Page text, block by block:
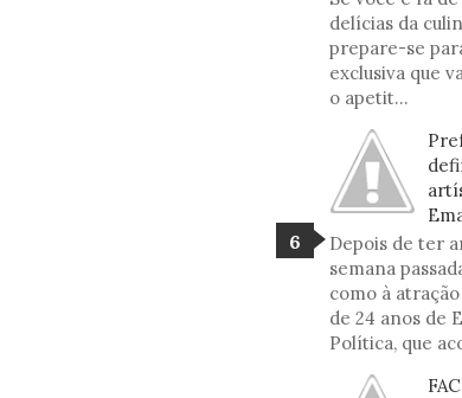
delícias da
prepare-se
exclusiva que
o apetit...
Depois de ter
semana
como à
de 24 anos de
Política, que